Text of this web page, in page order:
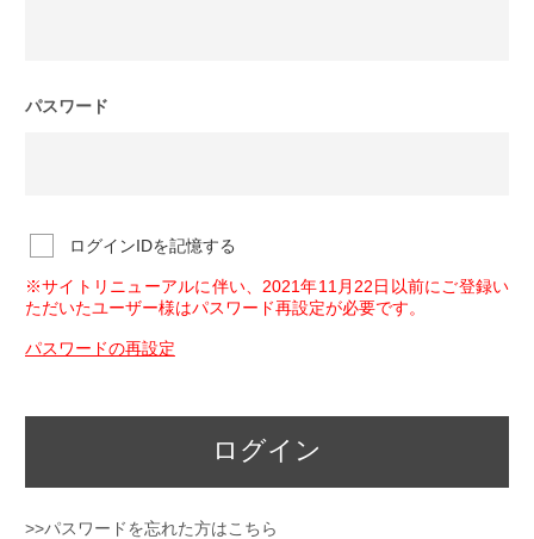
パスワード
ログインIDを記憶する
※サイトリニューアルに伴い、2021年11月22日以前にご登録い
ただいたユーザー様はパスワード再設定が必要です。
パスワードの再設定
ログイン
>>パスワードを忘れた方はこちら